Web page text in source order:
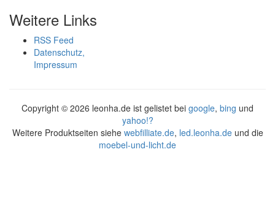
Weitere Links
RSS Feed
Datenschutz,
Impressum
Copyright © 2026 leonha.de ist gelistet bei google, bing und
yahoo!?
Weitere Produktseiten siehe webfilliate.de, led.leonha.deund die
moebel-und-licht.de